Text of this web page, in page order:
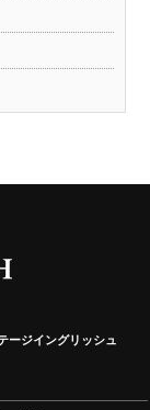
ージイングリッシュ